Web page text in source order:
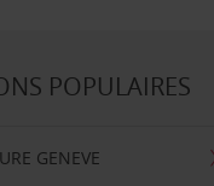
POPULAIRES
GENEVE